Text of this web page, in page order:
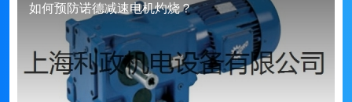
如何预防诺德减速电机灼烧？